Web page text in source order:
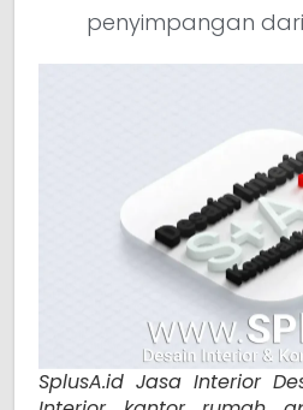
penyimpangan
SplusA.id Jasa Interior